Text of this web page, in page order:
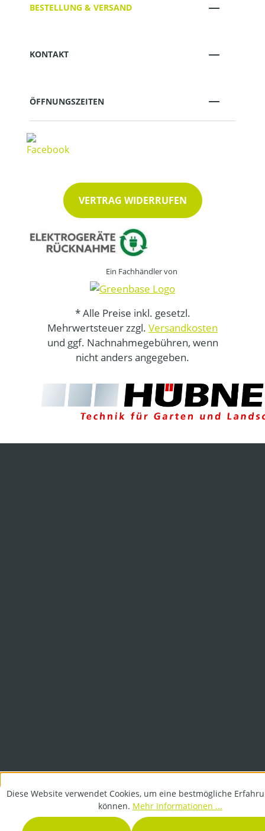
BESTELLUNG & VERSAND
KONTAKT
ÖFFNUNGSZEITEN
VERTRAG WIDERRUFEN
Ein Fachhändler von
* Alle Preise inkl. gesetzl.
Mehrwertsteuer zzgl. Versandkosten
und ggf. Nachnahmegebühren, wenn
nicht anders angegeben.
Diese Website verwendet Cookies, um eine bestmögliche
können. Mehr Informationen ...